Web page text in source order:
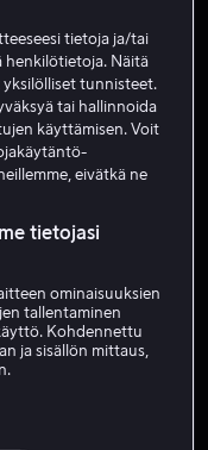
€
tietoja ja/tai
henkilötietoja. Näitä
yksilölliset tunnisteet.
tai hallinnoida
käyttämisen. Voit
eivätkä ne
tietojasi
ominaisuuksien
tallentaminen
Kohdennettu
ja sisällön mittaus,